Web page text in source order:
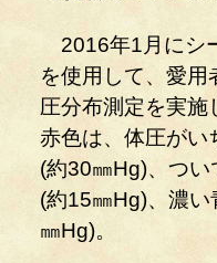
2016年1月にシ
を使用して、愛用
圧分布測定を実施
赤色は、体圧がい
(約30㎜Hg)、つ
(約15㎜Hg)、濃
㎜Hg)。